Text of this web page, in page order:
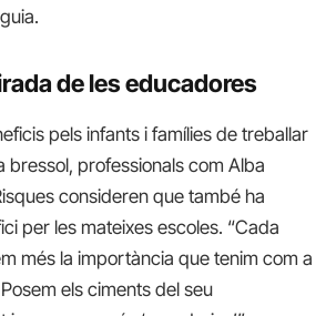
de les educadores
pels infants i famílies de treballar
bressol, professionals com Alba
consideren que també ha
per les mateixes escoles. “Cada
més la importància que tenim com a
els ciments del seu